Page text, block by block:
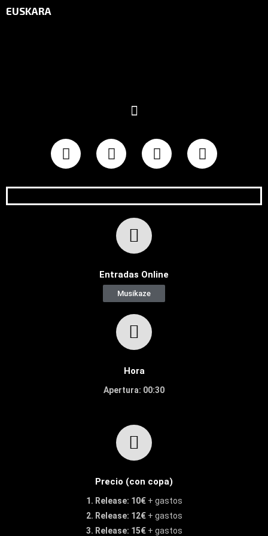
EUSKARA
Entradas Online
Musikaze
Hora
Apertura: 00:30
Precio (con copa)
1. Release: 10€+ gastos
2. Release: 12€+ gastos
3. Release: 15€+ gastos